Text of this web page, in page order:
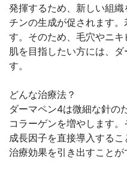
発揮するため、新しい組
チンの生成が促されます
す。そのため、毛穴やニ
肌を目指したい方には、
す。
どんな治療法？
ダーマペン4は微細な針の
コラーゲンを増やします
成長因子を直接導入する
治療効果を引き出すことが